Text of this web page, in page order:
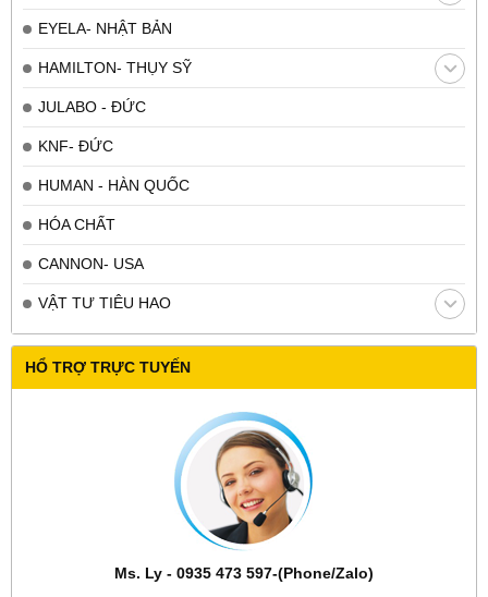
EYELA- NHẬT BẢN
HAMILTON- THỤY SỸ
JULABO - ĐỨC
KNF- ĐỨC
HUMAN - HÀN QUỐC
HÓA CHẤT
CANNON- USA
VẬT TƯ TIÊU HAO
HỔ TRỢ TRỰC TUYẾN
Ms. Ly - 0935 473 597-(Phone/Zalo)